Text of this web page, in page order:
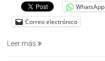
WhatsApp
Correo electrónico
Leer más